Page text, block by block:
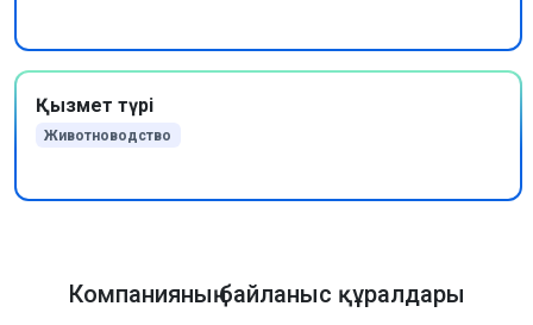
Қызмет түрі
Животноводство
Компанияның байланыс құралдары